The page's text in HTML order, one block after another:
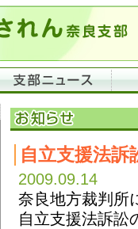
自立支援法訴
2009.09.14
奈良地方裁判所
自立支援法訴訟